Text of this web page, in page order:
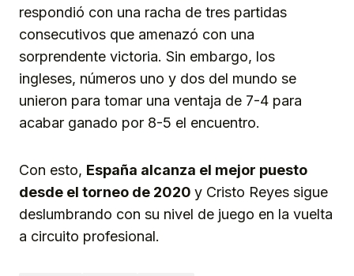
respondió con una racha de tres partidas
consecutivos que amenazó con una
sorprendente victoria. Sin embargo, los
ingleses, números uno y dos del mundo se
unieron para tomar una ventaja de 7-4 para
acabar ganado por 8-5 el encuentro.
Con esto, España alcanza el mejor puesto
desde el torneo de 2020 y Cristo Reyes sigue
deslumbrando con su nivel de juego en la vuelta
a circuito profesional.